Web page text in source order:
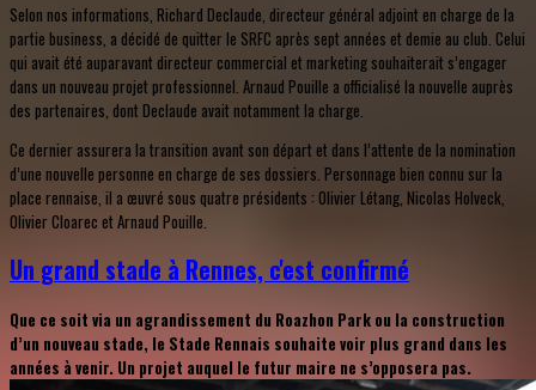
Selon nos informations, Richard Declaude, directeur général adjoint en charge de la
partie business, a décidé de quitter le SRFC après sept années et demie au club. Celui
qui avait été auparavant directeur commercial et marketing souhaiterait s’engager
dans un nouveau projet professionnel. Arnaud Pouille a officialisé la nouvelle auprès
des partenaires, dont Declaude avait notamment la charge.
Ce dernier assurera la transition avant son départ et dans l’attente de la nomination
d’une nouvelle personne en charge de ses dossiers. Personnage bien connu sur la
place rennaise, il a œuvré sous quatre présidents : Olivier Létang, Nicolas Holveck,
Olivier Cloarec et Arnaud Pouille.
Un grand stade à Rennes, c'est confirmé
Que ce soit via un agrandissement du Roazhon Park ou la construction
d’un nouveau stade, le Stade Rennais souhaite voir plus grand dans les
années à venir. Un projet auquel le futur maire ne s’opposera pas.